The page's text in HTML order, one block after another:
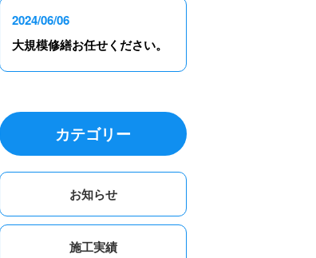
2024/06/06
大規模修繕お任せください。
カテゴリー
お知らせ
施工実績